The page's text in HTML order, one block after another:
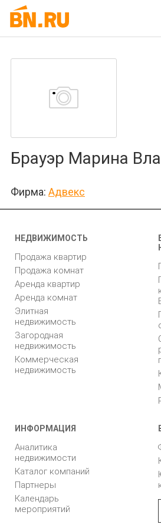
Брауэр Марина
Фирма: Адвекс
НЕДВИЖИМОСТЬ
Продажа квартир
Продажа комнат
Аренда квартир
Аренда комнат
Элитная
недвижимость
Загородная
недвижимость
Коммерческая
недвижимость
ИНФОРМАЦИЯ
Аналитика
недвижимости
Каталог компаний
Партнеры
Календарь
мероприятий